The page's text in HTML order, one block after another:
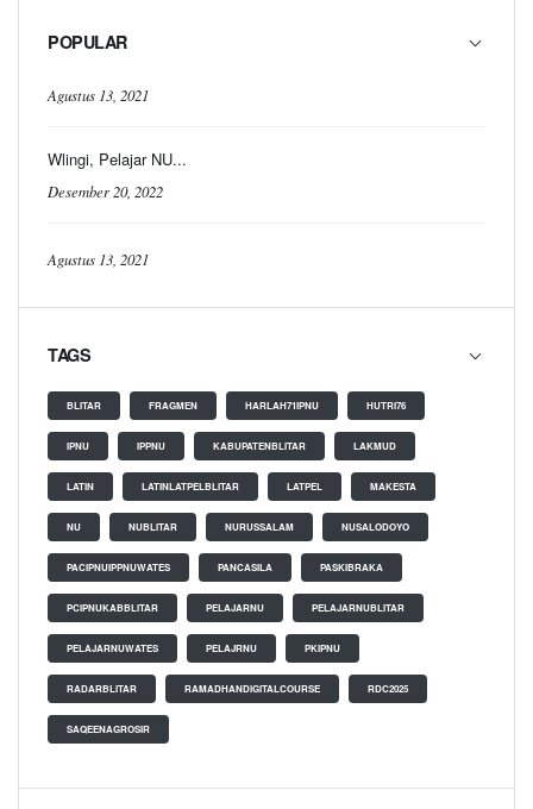
POPULAR
Agustus 13, 2021
Wlingi, Pelajar NU...
Desember 20, 2022
Agustus 13, 2021
TAGS
BLITAR FRAGMEN HARLAH71IPNU HUTRI76
IPNU IPPNU KABUPATENBLITAR LAKMUD
LATIN LATINLATPELBLITAR LATPEL MAKESTA
NU NUBLITAR NURUSSALAM NUSALODOYO
PACIPNUIPPNUWATES PANCASILA PASKIBRAKA
PCIPNUKABBLITAR PELAJARNU PELAJARNUBLITAR
PELAJARNUWATES PELAJRNU PKIPNU
RADARBLITAR RAMADHANDIGITALCOURSE RDC2025
SAQEENAGROSIR